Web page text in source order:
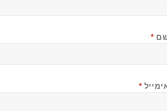
*
*